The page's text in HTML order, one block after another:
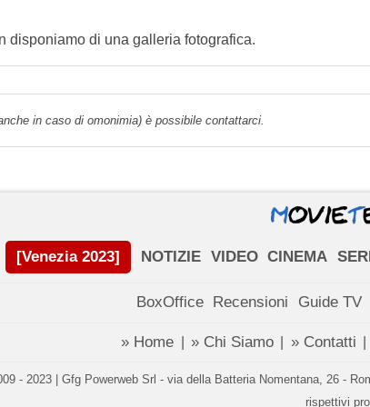
disponiamo di una galleria fotografica.
in caso di omonimia) è possibile contattarci.
[Venezia 2023] NOTIZIE VIDEO CINEMA
BoxOffice Recensioni Guide TV
» Home » Chi Siamo » Contatti
- 2023 | Gfg Powerweb Srl - via della Batteria Nomentana, 26 -
rispettivi